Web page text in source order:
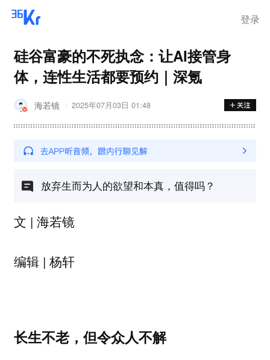
登录
硅谷富豪的不死执念：让AI接管身
体，连性生活都要预约｜深氪
海若镜 2025年07月03日 01:48
放弃生而为人的欲望和本真，值得吗？
文 | 海若镜
编辑 | 杨轩
长生不老，但令众人不解